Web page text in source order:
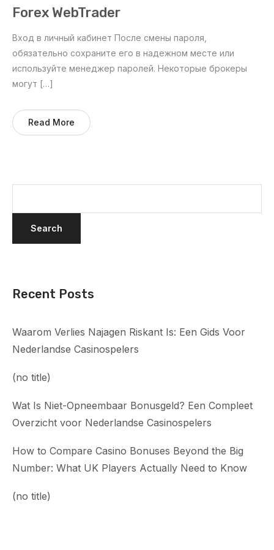
Forex WebTrader
Вход в личный кабинет После смены пароля,
обязательно сохраните его в надежном месте или
используйте менеджер паролей. Некоторые брокеры
могут […]
Read More
Recent Posts
Waarom Verlies Najagen Riskant Is: Een Gids Voor
Nederlandse Casinospelers
(no title)
Wat Is Niet-Opneembaar Bonusgeld? Een Compleet
Overzicht voor Nederlandse Casinospelers
How to Compare Casino Bonuses Beyond the Big
Number: What UK Players Actually Need to Know
(no title)